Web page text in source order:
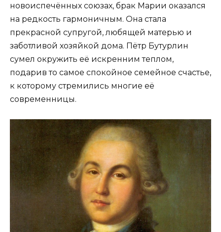
новоиспечённых союзах, брак Марии оказался
на редкость гармоничным. Она стала
прекрасной супругой, любящей матерью и
заботливой хозяйкой дома. Пётр Бутурлин
сумел окружить её искренним теплом,
подарив то самое спокойное семейное счастье,
к которому стремились многие её
современницы.